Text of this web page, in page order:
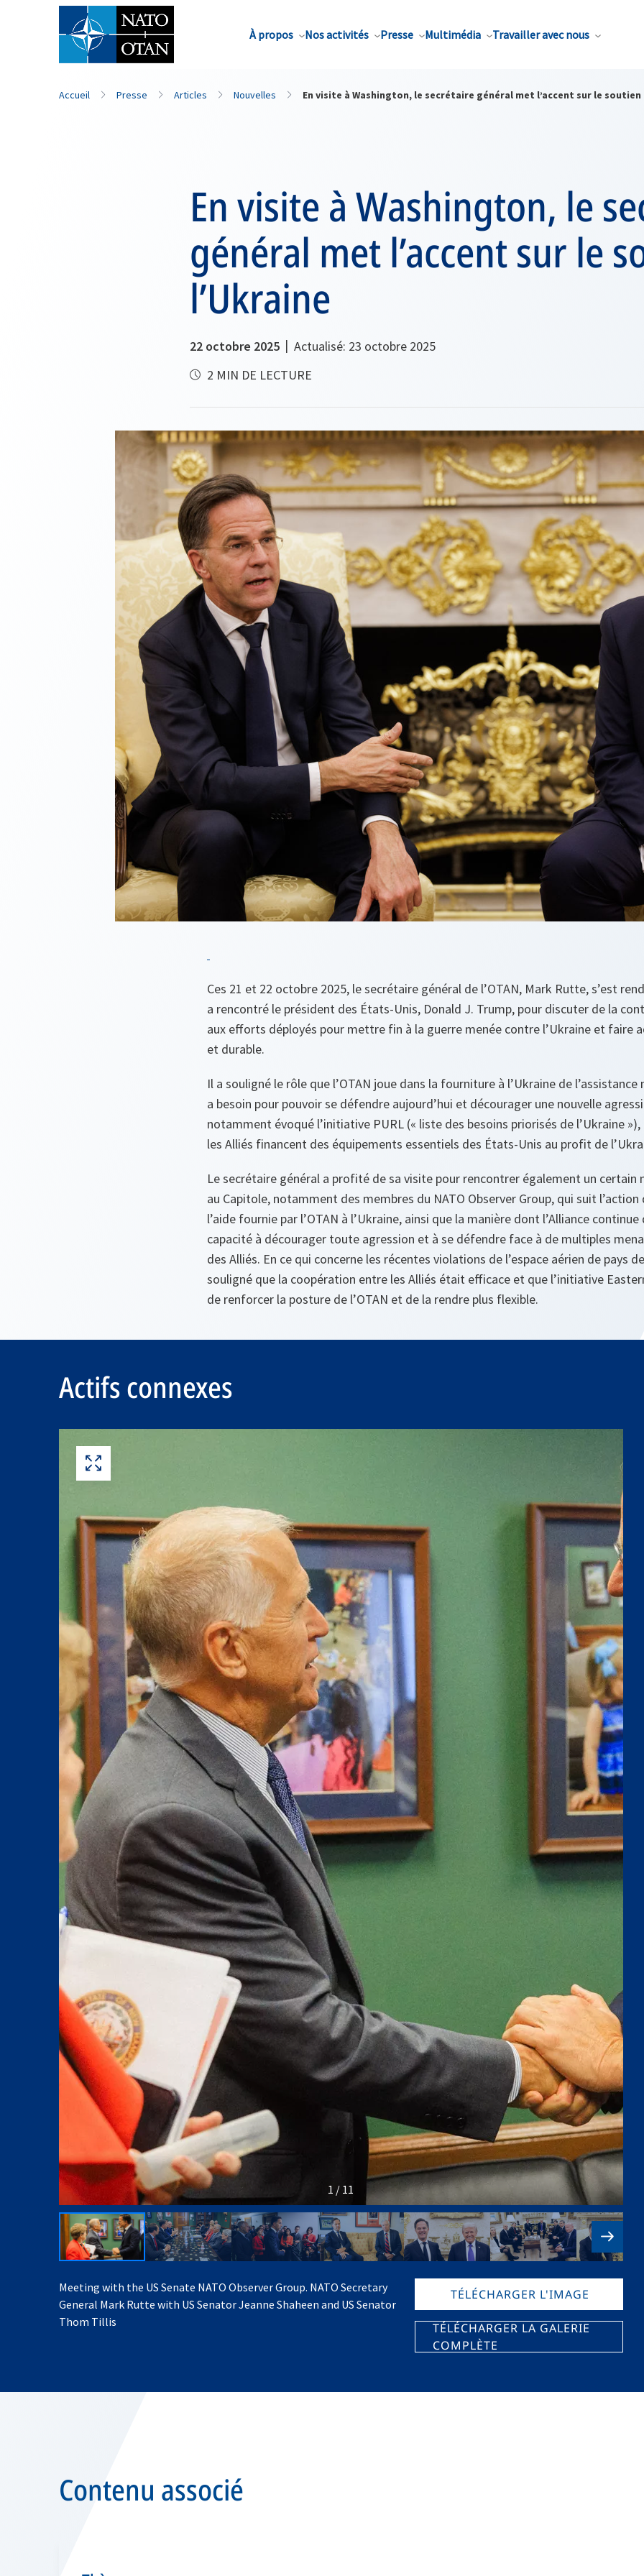
À propos Nos activités Presse Multimédia Travailler avec nous
Nom de famille*
Accueil Presse Articles Nouvelles En visite à Washington, le secrétaire général met l’accent sur le soutien
En visite à Washington, le
général met l’accent sur le
l’Ukraine
22 octobre 2025
Actualisé: 23 octobre 2025
2 MIN DE LECTURE
Ces 21 et 22 octobre 2025, le secrétaire général de l’OTAN, Mark Rutte, s’est
a rencontré le président des États-Unis, Donald J. Trump, pour discuter de la
aux efforts déployés pour mettre fin à la guerre menée contre l’Ukraine et faire
et durable.
Il a souligné le rôle que l’OTAN joue dans la fourniture à l’Ukraine de
a besoin pour pouvoir se défendre aujourd’hui et décourager une nouvelle
notamment évoqué l’initiative PURL (« liste des besoins priorisés de l’Ukraine
les Alliés financent des équipements essentiels des États-Unis au profit de
Le secrétaire général a profité de sa visite pour rencontrer également un certain
au Capitole, notamment des membres du NATO Observer Group, qui suit l’action
l’aide fournie par l’OTAN à l’Ukraine, ainsi que la manière dont l’Alliance
capacité à décourager toute agression et à se défendre face à de multiples
des Alliés. En ce qui concerne les récentes violations de l’espace aérien de pays
souligné que la coopération entre les Alliés était efficace et que l’initiative
de renforcer la posture de l’OTAN et de la rendre plus flexible.
Actifs connexes
1 / 11
Meeting with the US Senate NATO Observer Group. NATO Secretary
General Mark Rutte with US Senator Jeanne Shaheen and US Senator
Thom Tillis
TÉLÉCHARGER L'IMAGE
TÉLÉCHARGER LA GALERIE
COMPLÈTE
Contenu associé